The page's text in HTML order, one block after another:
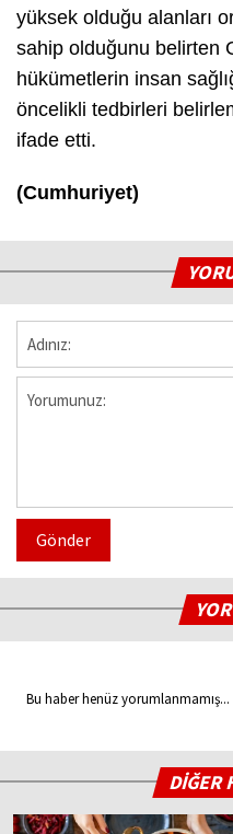
yüksek olduğu alanları
sahip olduğunu belirten
hükümetlerin insan
öncelikli tedbirleri
ifade etti.
(Cumhuriyet)
Gönder
Bu haber henüz yorumlanmamış...
DİĞER